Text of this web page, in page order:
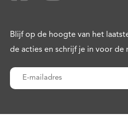
Blijf op de hoogte van het
de acties en schrijf je in voor de